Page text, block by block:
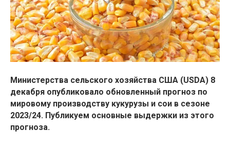
Министерства сельского хозяйства США (USDA) 8
декабря опубликовало обновленный прогноз по
мировому производству кукурузы и сои в сезоне
2023/24. Публикуем основные выдержки из этого
прогноза.